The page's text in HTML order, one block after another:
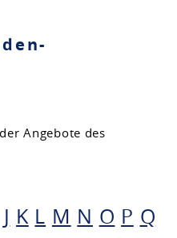
Angebote des
J K L M N O P Q